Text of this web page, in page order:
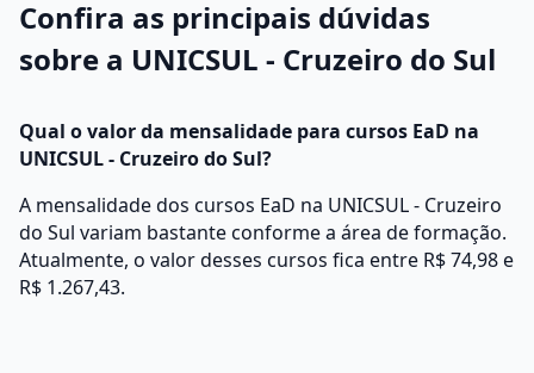
Confira as principais dúvidas
sobre a UNICSUL - Cruzeiro do Sul
Qual o valor da mensalidade para cursos EaD na
UNICSUL - Cruzeiro do Sul?
A mensalidade dos cursos EaD na UNICSUL - Cruzeiro
do Sul variam bastante conforme a área de formação.
Atualmente, o valor desses cursos fica entre R$ 74,98 e
R$ 1.267,43.